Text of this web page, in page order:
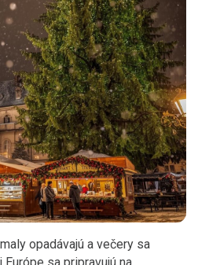
opadávajú a večery sa